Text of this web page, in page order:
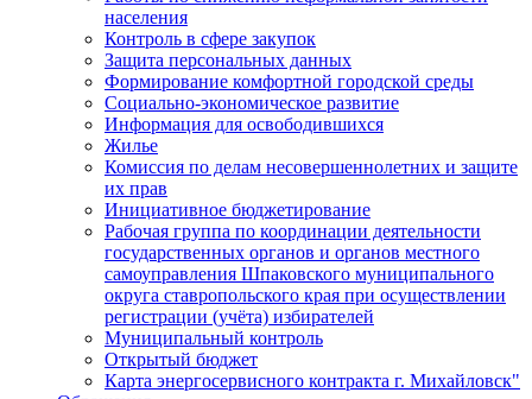
населения
Контроль в сфере закупок
Защита персональных данных
Формирование комфортной городской среды
Социально-экономическое развитие
Информация для освободившихся
Жилье
Комиссия по делам несовершеннолетних и защите
их прав
Инициативное бюджетирование
Рабочая группа по координации деятельности
государственных органов и органов местного
самоуправления Шпаковского муниципального
округа ставропольского края при осуществлении
регистрации (учёта) избирателей
Муниципальный контроль
Открытый бюджет
Карта энергосервисного контракта г. Михайловск"